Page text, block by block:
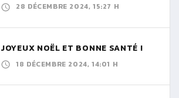
28 DÉCEMBRE 2024, 15:27 H
JOYEUX NOËL ET BONNE SANTÉ !
18 DÉCEMBRE 2024, 14:01 H